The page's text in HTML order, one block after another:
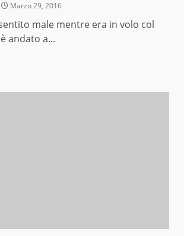
Marzo 29, 2016
sentito male mentre era in volo col
andato a...